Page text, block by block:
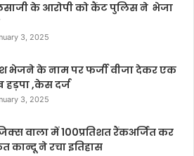
के आरोपी को कैंट पुलिस ने भेजा
3, 2025
भेजने के नाम पर फर्जी वीजा देकर एक
हड़पा ,केस दर्ज
3, 2025
वाला में 100प्रतिशत रैंकअर्जित कर
कान्दू ने रचा इतिहास